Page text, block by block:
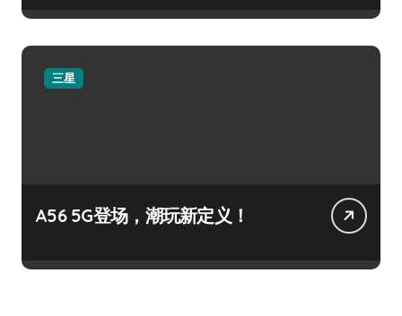
三星
A56 5G登场，潮玩新定义！